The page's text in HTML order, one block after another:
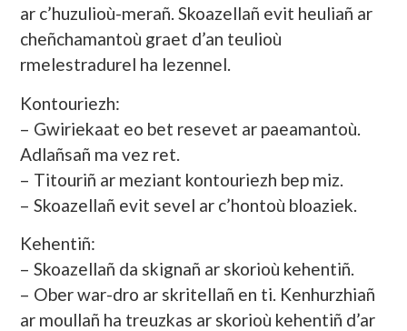
ar c’huzulioù-merañ. Skoazellañ evit heuliañ ar
cheñchamantoù graet d’an teulioù
rmelestradurel ha lezennel.
Kontouriezh:
– Gwiriekaat eo bet resevet ar paeamantoù.
Adlañsañ ma vez ret.
– Titouriñ ar meziant kontouriezh bep miz.
– Skoazellañ evit sevel ar c’hontoù bloaziek.
Kehentiñ:
– Skoazellañ da skignañ ar skorioù kehentiñ.
– Ober war-dro ar skritellañ en ti. Kenhurzhiañ
ar moullañ ha treuzkas ar skorioù kehentiñ d’ar